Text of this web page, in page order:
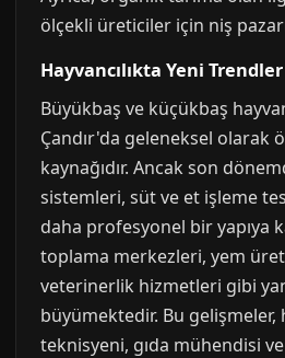
ölçekli üreticiler için niş
Hayvancılıkta Yeni
Büyükbaş ve küçükbaş
Çandır'da geleneksel olarak
kaynağıdır. Ancak son
sistemleri, süt ve et işleme
daha profesyonel bir yapıya
toplama merkezleri, yem
veterinerlik hizmetleri gibi
büyümektedir. Bu gelişmeler,
teknisyeni, gıda mühendisi